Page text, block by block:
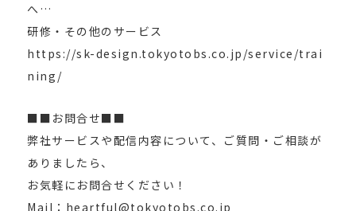
へ…
研修・その他のサービス
https://sk-design.tokyotobs.co.jp/service/trai
ning/
■■お問合せ■■
弊社サービスや配信内容について、ご質問・ご相談が
ありましたら、
お気軽にお問合せください！
Mail：heartful@tokyotobs.co.jp